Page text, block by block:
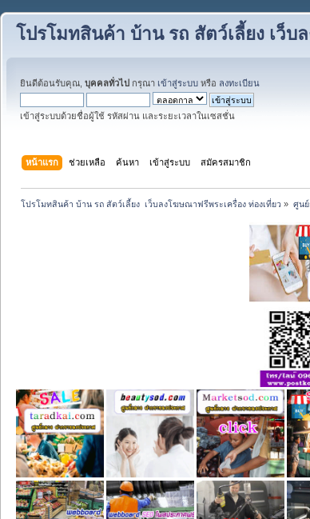
โปรโมทสินค้า บ้าน รถ สัตว์เลี้ยง เว็บ
ยินดีต้อนรับคุณ, บุคคลทั่วไป กรุณา เข้าสู่ระบบ หรือ ลงทะเบียน
เข้าสู่ระบบด้วยชื่อผู้ใช้ รหัสผ่าน และระยะเวลาในเซสชั่น
หน้าแรก ช่วยเหลือ ค้นหา เข้าสู่ระบบ สมัครสมาชิก
โปรโมทสินค้า บ้าน รถ สัตว์เลี้ยง  เว็บลงโฆษณาฟรีพระเครื่อง ท่องเที่ยว » ศูนย์